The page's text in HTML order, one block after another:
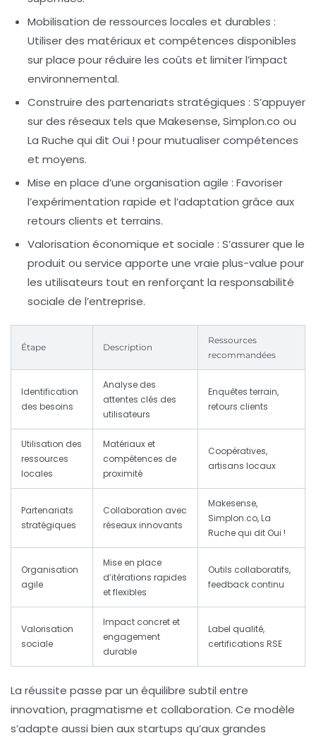
Mobilisation de ressources locales et durables :
Utiliser des matériaux et compétences disponibles
sur place pour réduire les coûts et limiter l’impact
environnemental.
Construire des partenariats stratégiques : S’appuyer
sur des réseaux tels que Makesense,Simplon.co ou
La Ruche qui dit Oui ! pour mutualiser compétences
et moyens.
Mise en place d’une organisation agile : Favoriser
l’expérimentation rapide et l’adaptation grâce aux
retours clients et terrains.
Valorisation économique et sociale : S’assurer que le
produit ou service apporte une vraie plus-value pour
les utilisateurs tout en renforçant la responsabilité
sociale de l’entreprise.
Étape Description
Ressources
recommandées
Identification
des besoins
Analyse des
attentes clés des
utilisateurs
Enquêtes terrain,
retours clients
Utilisation des
ressources
locales
Matériaux et
compétences de
proximité
Coopératives,
artisans locaux
Partenariats
stratégiques
Collaboration avec
réseaux innovants
Makesense,
Simplon.co, La
Ruche qui dit Oui !
Organisation
agile
Mise en place
d’itérations rapides
et flexibles
Outils collaboratifs,
feedback continu
Valorisation
sociale
Impact concret et
engagement
durable
Label qualité,
certifications RSE
La réussite passe par un équilibre subtil entre
innovation, pragmatisme et collaboration. Ce modèle
s’adapte aussi bien aux startups qu’aux grandes